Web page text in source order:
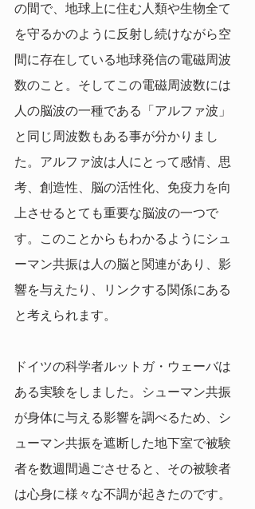
の間で、地球上に住む人類や生物全て
を守るかのように反射し続けながら空
間に存在している地球発信の電磁周波
数のこと。そしてこの電磁周波数には
人の脳波の一種である「アルファ波」
と同じ周波数もある事が分かりまし
た。アルファ波は人にとって感情、思
考、創造性、脳の活性化、免疫力を向
上させるとても重要な脳波の一つで
す。このことからもわかるようにシュ
ーマン共振は人の脳と関連があり、影
響を与えたり、リンクする関係にある
と考えられます。
ドイツの科学者ルットガ・ウェーバは
ある実験をしました。シューマン共振
が身体に与える影響を調べるため、シ
ューマン共振を遮断した地下室で被験
者を数週間過ごさせると、その被験者
は心身に様々な不調が起きたのです。